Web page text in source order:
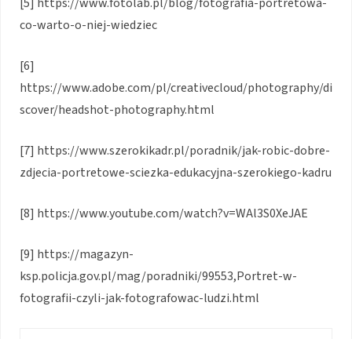
co-warto-o-niej-wiedziec
[6]
https://www.adobe.com/pl/creativecloud/photography/di
scover/headshot-photography.html
[7] https://www.szerokikadr.pl/poradnik/jak-robic-dobre-
zdjecia-portretowe-sciezka-edukacyjna-szerokiego-kadru
[8] https://www.youtube.com/watch?v=WAl3S0XeJAE
[9] https://magazyn-
ksp.policja.gov.pl/mag/poradniki/99553,Portret-w-
fotografii-czyli-jak-fotografowac-ludzi.html